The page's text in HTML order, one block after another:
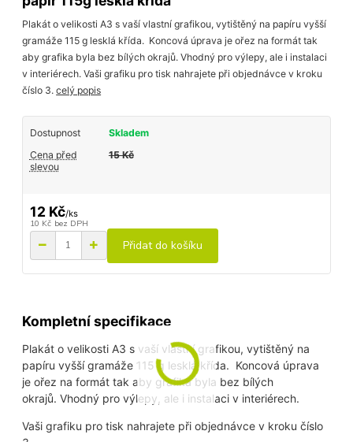
Plakát o velikosti A3 s vaší vlastní grafikou, vytištěný na papíru vyšší
gramáže 115 g lesklá křída. Koncová úprava je ořez na formát tak
aby grafika byla bez bílých okrajů. Vhodný pro výlepy, ale i instalaci
v interiérech. Vaši grafiku pro tisk nahrajete při objednávce v kroku
číslo 3.celý popis
Dostupnost
Skladem
Cena před
slevou
15 Kč
12 Kč/ks
10 Kč bez DPH
Přidat do košíku
Kompletní specifikace
Plakát o velikosti A3 s vaší vlastní grafikou, vytištěný na
papíru vyšší gramáže 115 g lesklá křída. Koncová úprava
je ořez na formát tak aby grafika byla bez bílých
okrajů. Vhodný pro výlepy, ale i instalaci v interiérech.
Vaši grafiku pro tisk nahrajete při objednávce v kroku číslo